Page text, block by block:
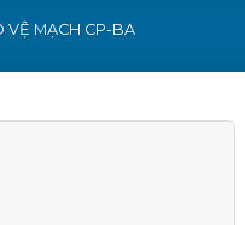
VỆ MẠCH CP-BA